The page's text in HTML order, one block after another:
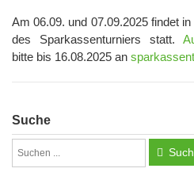
Am 06.09. und 07.09.2025 findet
des Sparkassenturniers statt.
bitte bis 16.08.2025 an
Suche